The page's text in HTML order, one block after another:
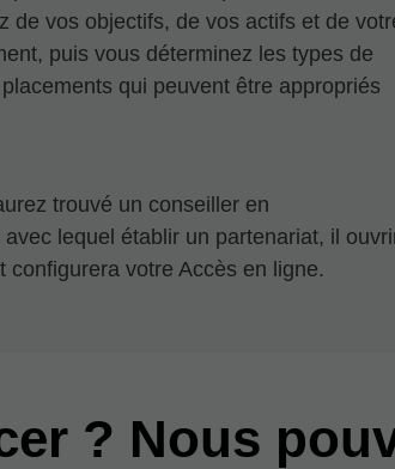
de vos objectifs, de vos actifs et de
puis vous déterminez les types de
qui peuvent être appropriés
trouvé un conseiller en
lequel établir un partenariat, il
configurera votre Accès en ligne.
? Nous